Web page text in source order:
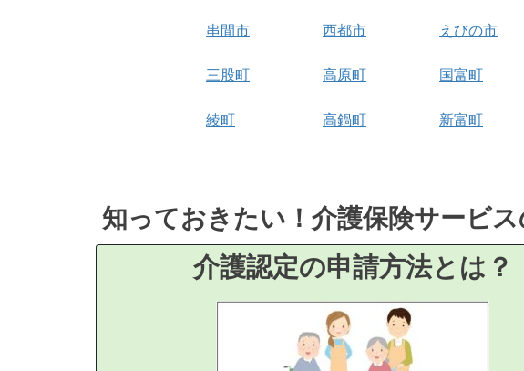
串間市 西都市 えびの市
三股町 高原町 国富町
綾町 高鍋町 新富町
知っておきたい！介護保険サービ
介護認定の申請方法とは？